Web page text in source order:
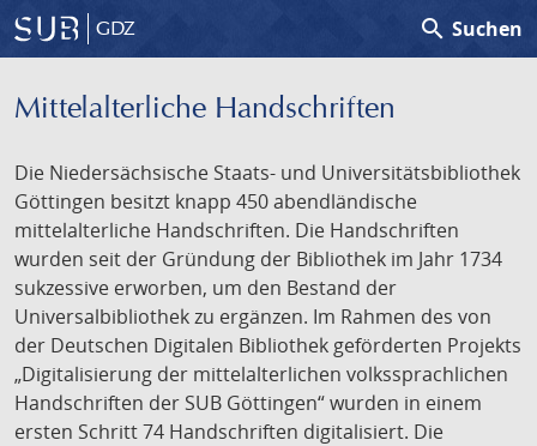
GDZ search Suchen
Mittelalterliche Handschriften
Die Niedersächsische Staats- und Universitätsbibliothek
Göttingen besitzt knapp 450 abendländische
mittelalterliche Handschriften. Die Handschriften
wurden seit der Gründung der Bibliothek im Jahr 1734
sukzessive erworben, um den Bestand der
Universalbibliothek zu ergänzen. Im Rahmen des von
der Deutschen Digitalen Bibliothek geförderten Projekts
„Digitalisierung der mittelalterlichen volkssprachlichen
Handschriften der SUB Göttingen“ wurden in einem
ersten Schritt 74 Handschriften digitalisiert. Die